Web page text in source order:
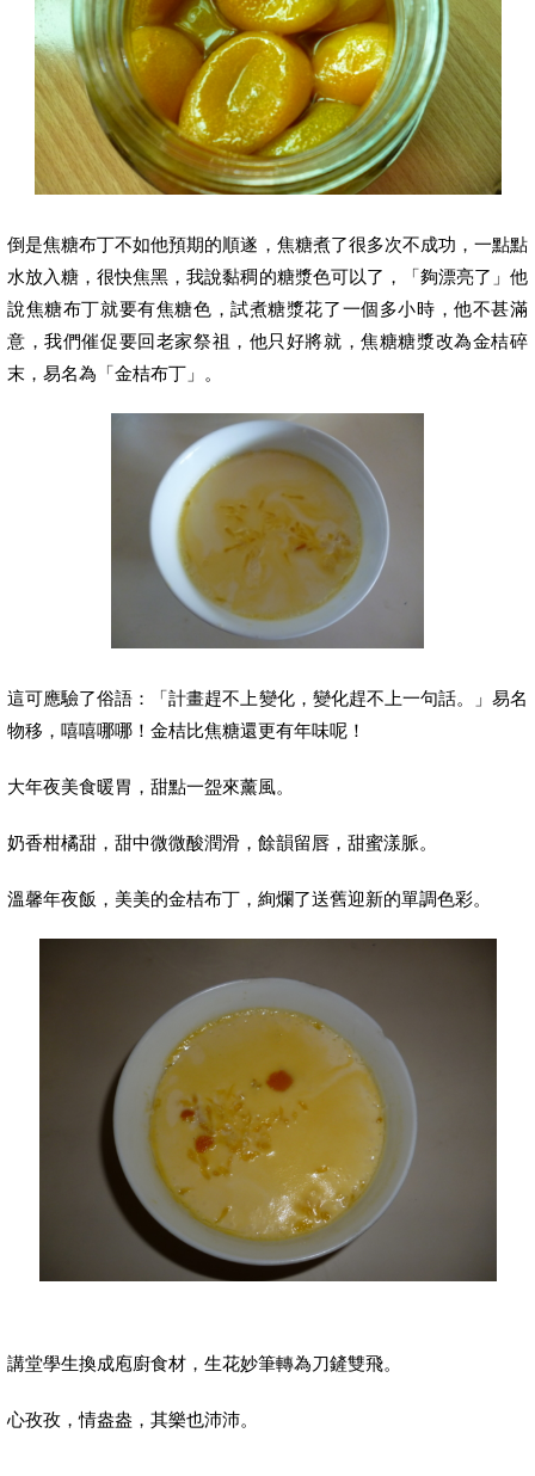
倒是焦糖布丁不如他預期的順遂，焦糖煮了很多次不成功，一點點
水放入糖，很快焦黑，我說黏稠的糖漿色可以了，「夠漂亮了」他
說焦糖布丁就要有焦糖色，試煮糖漿花了一個多小時，他不甚滿
意，我們催促要回老家祭祖，他只好將就，焦糖糖漿改為金桔碎
末，易名為「金桔布丁」。
這可應驗了俗語：「計畫趕不上變化，變化趕不上一句話。」易名
物移，嘻嘻哪哪！金桔比焦糖還更有年味呢！
大年夜美食暖胃，甜點一盌來薰風。
奶香柑橘甜，甜中微微酸潤滑，餘韻留唇，甜蜜漾脈。
溫馨年夜飯，美美的金桔布丁，絢爛了送舊迎新的單調色彩。
講堂學生換成庖廚食材，生花妙筆轉為刀鏟雙飛。
心孜孜，情盎盎，其樂也沛沛。